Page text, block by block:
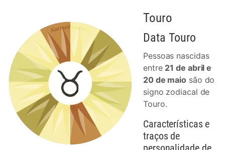
Touro
Data Touro
Pessoas nascidas
entre 21 de abril e
20 de maio são do
signo zodiacal de
Touro.
Características e
traços de